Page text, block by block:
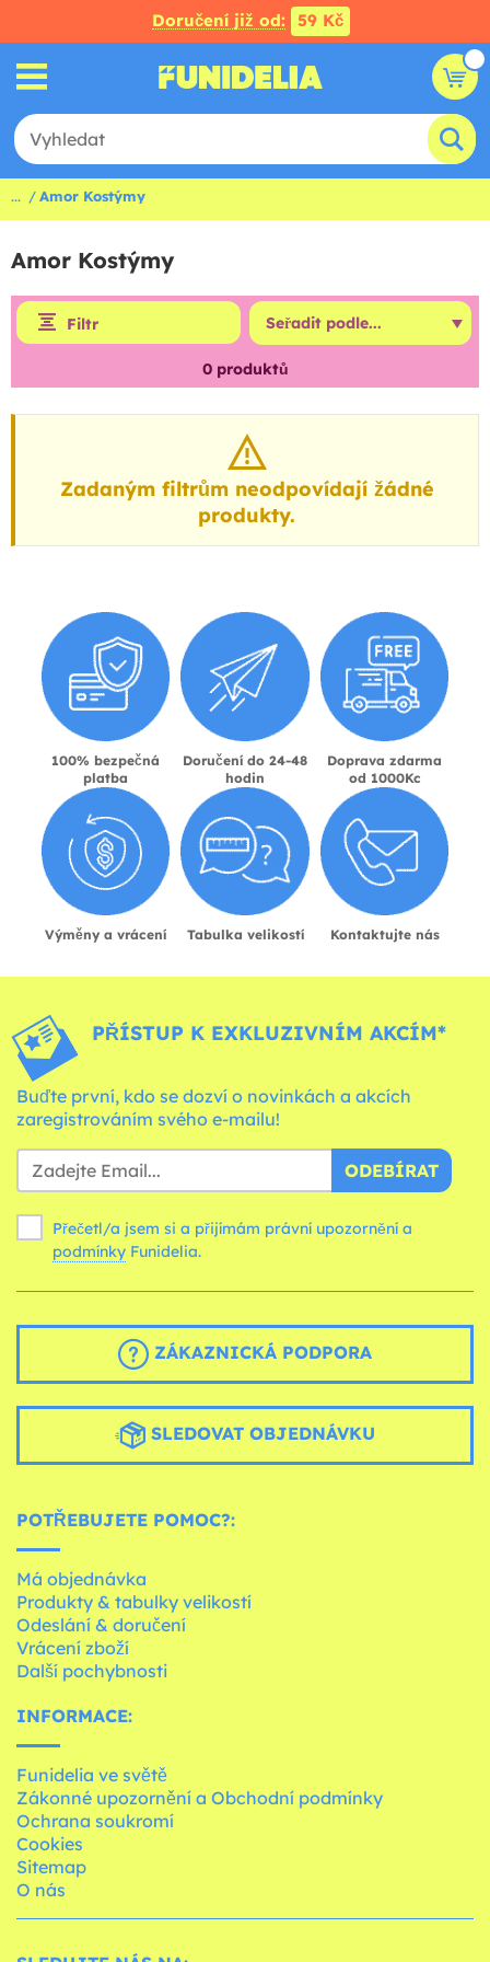
Doručení již od: 59 Kč
... Amor Kostýmy
Amor Kostýmy
Filtr
0produktů
Zadaným filtrům neodpovídají žádné
produkty.
100% bezpečná
platba
Doručení do 24-48
hodin
Doprava zdarma
od 1000Kc
Výměny a vrácení Tabulka velikostí Kontaktujte nás
PŘÍSTUP K EXKLUZIVNÍM AKCÍM*
Buďte první, kdo se dozví o novinkách a akcích
zaregistrováním svého e-mailu!
ODEBÍRAT
Přečetl/a jsem si a přijímám právní upozornění a
podmínky Funidelia.
ZÁKAZNICKÁ PODPORA
SLEDOVAT OBJEDNÁVKU
POTŘEBUJETE POMOC?:
Má objednávka
Produkty & tabulky velikostí
Odeslání & doručení
Vrácení zboží
Další pochybnosti
INFORMACE:
Funidelia ve světě
Zákonné upozornění a Obchodní podmínky
Ochrana soukromí
Cookies
Sitemap
O nás